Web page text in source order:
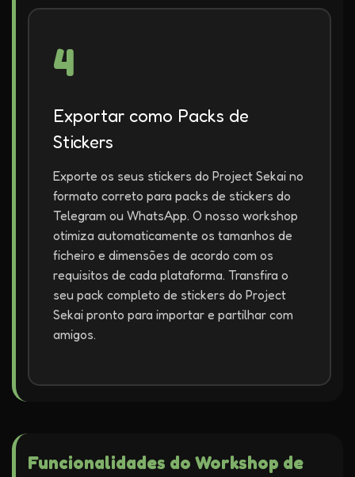
4
Exportar como Packs de
Stickers
Exporte os seus stickers do Project Sekai no
formato correto para packs de stickers do
Telegram ou WhatsApp. O nosso workshop
otimiza automaticamente os tamanhos de
ficheiro e dimensões de acordo com os
requisitos de cada plataforma. Transfira o
seu pack completo de stickers do Project
Sekai pronto para importar e partilhar com
amigos.
Funcionalidades do Workshop de